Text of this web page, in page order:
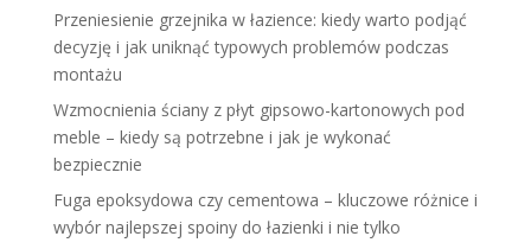
Przeniesienie grzejnika w łazience: kiedy warto podjąć
decyzję i jak uniknąć typowych problemów podczas
montażu
Wzmocnienia ściany z płyt gipsowo-kartonowych pod
meble – kiedy są potrzebne i jak je wykonać
bezpiecznie
Fuga epoksydowa czy cementowa – kluczowe różnice i
wybór najlepszej spoiny do łazienki i nie tylko